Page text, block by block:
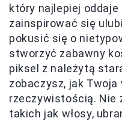
który najlepiej
zainspirować się
pokusić się o
stworzyć zabawny
piksel z należytą
zobaczysz, jak
rzeczywistością. Nie
takich jak włosy,